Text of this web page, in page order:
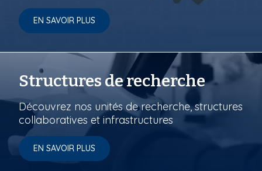
EN SAVOIR PLUS
Structures de recherche
Découvrez nos unités de recherche, structures
collaboratives et infrastructures
EN SAVOIR PLUS